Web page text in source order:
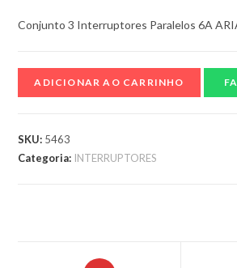
Conjunto 3 Interruptores Paralelos 6A
ADICIONAR AO CARRINHO
SKU: 5463
Categoria: INTERRUPTORES